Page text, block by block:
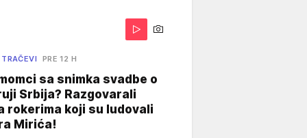
PRE 12 H
sa snimka svadbe o
Srbija? Razgovarali
rokerima koji su ludovali
Mirića!